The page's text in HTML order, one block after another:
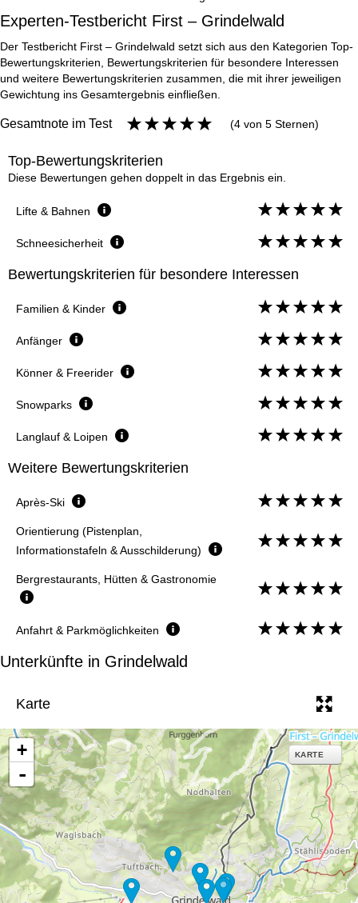
Experten-Testbericht First – Grindelwald
Der Testbericht First – Grindelwald setzt sich aus den Kategorien Top-
Bewertungskriterien, Bewertungskriterien für besondere Interessen
und weitere Bewertungskriterien zusammen, die mit ihrer jeweiligen
Gewichtung ins Gesamtergebnis einfließen.
Gesamtnote im Test (4 von 5 Sternen)
Top-Bewertungskriterien
Diese Bewertungen gehen doppelt in das Ergebnis ein.
Lifte & Bahnen
Schneesicherheit
Bewertungskriterien für besondere Interessen
Familien & Kinder
Anfänger
Könner & Freerider
Snowparks
Langlauf & Loipen
Weitere Bewertungskriterien
Après-Ski
Orientierung (Pistenplan,
Informationstafeln & Ausschilderung)
Bergrestaurants, Hütten & Gastronomie
Anfahrt & Parkmöglichkeiten
Unterkünfte in Grindelwald
Karte
+
-
KARTE